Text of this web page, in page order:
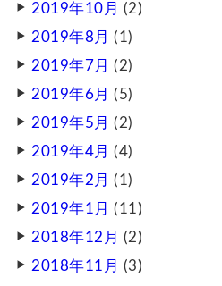
2019年10月 (2)
2019年8月 (1)
2019年7月 (2)
2019年6月 (5)
2019年5月 (2)
2019年4月 (4)
2019年2月 (1)
2019年1月 (11)
2018年12月 (2)
2018年11月 (3)